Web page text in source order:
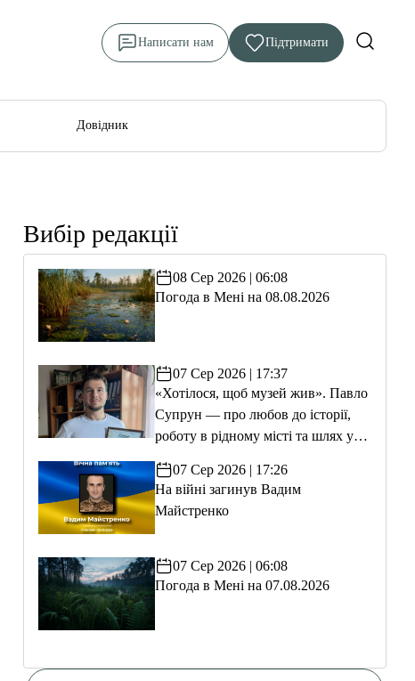
Написати нам Підтримати
Довідник
Вибір редакції
08 Сер 2026 | 06:08
Погода в Мені на 08.08.2026
07 Сер 2026 | 17:37
«Хотілося, щоб музей жив». Павло
Супрун — про любов до історії,
роботу в рідному місті та шлях у
07 Сер 2026 | 17:26
На війні загинув Вадим
Майстренко
07 Сер 2026 | 06:08
Погода в Мені на 07.08.2026